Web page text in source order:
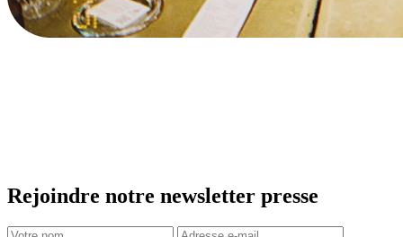
Rejoindre notre newsletter presse